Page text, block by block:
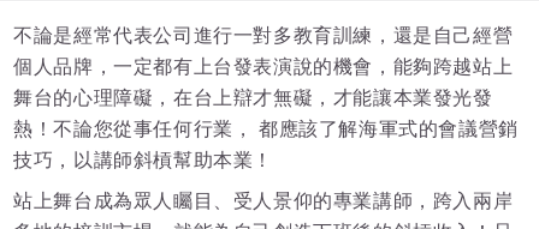
不論是經常代表公司進行一對多教育訓練，還是自己經營
個人品牌，一定都有上台發表演說的機會，能夠跨越站上
舞台的心理障礙，在台上辯才無礙，才能讓本業發光發
熱！不論您從事任何行業， 都應該了解海軍式的會議營銷
技巧，以講師斜槓幫助本業！
站上舞台成為眾人矚目、受人景仰的專業講師，跨入兩岸